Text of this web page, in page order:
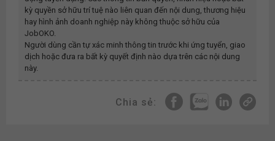
kỳ quyền sở hữu trí tuệ nào liên quan đến nội dung, thương hiệu
hay hình ảnh doanh nghiệp này không thuộc sở hữu của
JobOKO.
Người dùng cần tự xác minh thông tin trước khi ứng tuyển, giao
dịch hoặc đưa ra bất kỳ quyết định nào dựa trên các nội dung
này.
Chia sẻ: